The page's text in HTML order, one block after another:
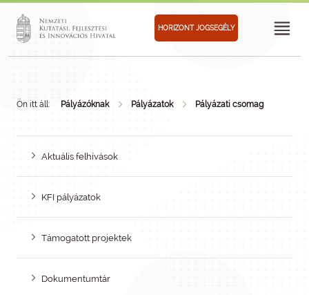
HORIZONT JOGSEGÉLY
Ön itt áll: Pályázóknak Pályázatok Pályázati csomag
Aktuális felhívások
KFI pályázatok
Támogatott projektek
Dokumentumtár